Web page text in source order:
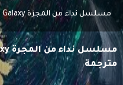
مسلسل نداء من المجرة Calling From The Galaxy الحلقة 4 مترجمة
مترجمة